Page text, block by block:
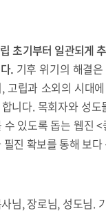
초기부터 일관되게
. 기후 위기의 해결
고립과 소외의 시대
니다. 목회자와 성
수 있도록 돕는 웹진
필진 확보를 통해 보
님, 장로님, 성도님.